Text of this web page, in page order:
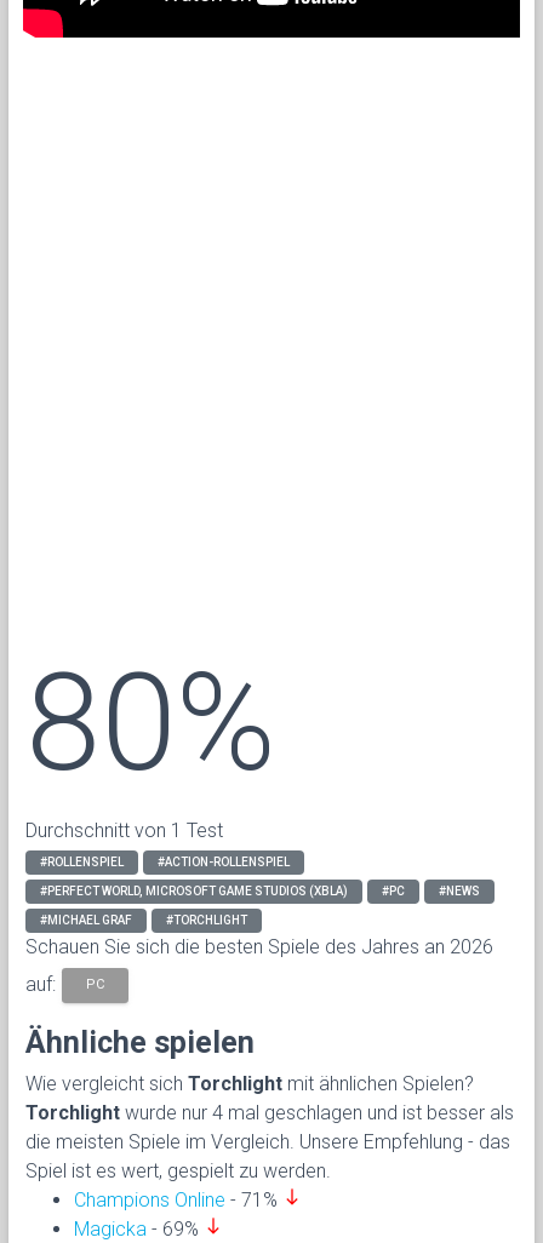
80%
Durchschnitt von 1 Test
#ROLLENSPIEL #ACTION-ROLLENSPIEL
#PERFECT WORLD, MICROSOFT GAME STUDIOS (XBLA) #PC #NEWS
#MICHAEL GRAF #TORCHLIGHT
Schauen Sie sich die besten Spiele des Jahres an 2026
auf:
PC
Ähnliche spielen
Wie vergleicht sich Torchlight mit ähnlichen Spielen?
Torchlight wurde nur 4 mal geschlagen und ist besser als
die meisten Spiele im Vergleich. Unsere Empfehlung - das
Spiel ist es wert, gespielt zu werden.
Champions Online - 71% south
Magicka - 69% south